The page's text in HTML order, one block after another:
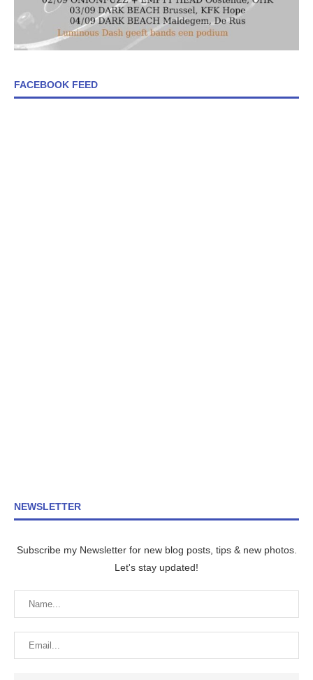
FACEBOOK FEED
NEWSLETTER
Subscribe my Newsletter for new blog posts, tips & new photos.
Let's stay updated!